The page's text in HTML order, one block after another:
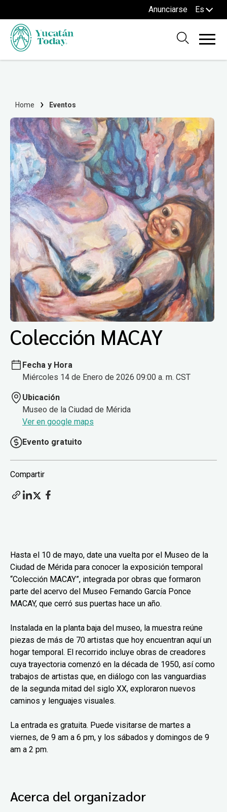
Anunciarse Es
Home Eventos
Colección MACAY
Fecha y Hora
Miércoles 14 de Enero de 2026 09:00 a. m. CST
Ubicación
Museo de la Ciudad de Mérida
Ver en google maps
Evento gratuito
Compartir
Hasta el 10 de mayo, date una vuelta por el Museo de la
Ciudad de Mérida para conocer la exposición temporal
“Colección MACAY”, integrada por obras que formaron
parte del acervo del Museo Fernando García Ponce
MACAY, que cerró sus puertas hace un año.
Instalada en la planta baja del museo, la muestra reúne
piezas de más de 70 artistas que hoy encuentran aquí un
hogar temporal. El recorrido incluye obras de creadores
cuya trayectoria comenzó en la década de 1950, así como
trabajos de artistas que, en diálogo con las vanguardias
de la segunda mitad del siglo XX, exploraron nuevos
caminos y lenguajes visuales.
La entrada es gratuita. Puede visitarse de martes a
viernes, de 9 am a 6 pm, y los sábados y domingos de 9
am a 2 pm.
Acerca del organizador